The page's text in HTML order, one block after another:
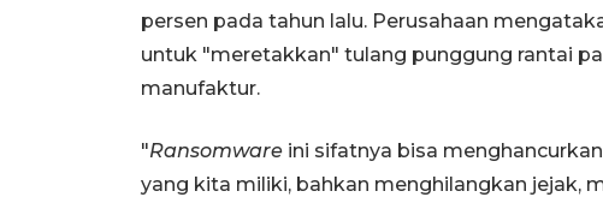
persen pada tahun lalu. Perusahaan
untuk "meretakkan" tulang punggung rantai
manufaktur.
"Ransomware ini sifatnya bisa
yang kita miliki, bahkan menghilangkan jejak,